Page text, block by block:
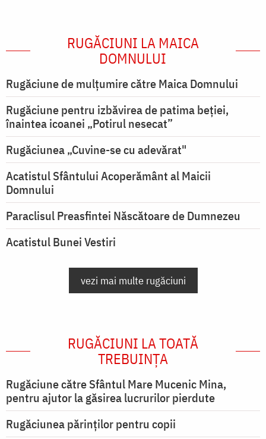
RUGĂCIUNI LA MAICA
DOMNULUI
Rugăciune de mulţumire către Maica Domnului
Rugăciune pentru izbăvirea de patima beției,
înaintea icoanei „Potirul nesecat”
Rugăciunea „Cuvine-se cu adevărat"
Acatistul Sfântului Acoperământ al Maicii
Domnului
Paraclisul Preasfintei Născătoare de Dumnezeu
Acatistul Bunei Vestiri
vezi mai multe rugăciuni
RUGĂCIUNI LA TOATĂ
TREBUINȚA
Rugăciune către Sfântul Mare Mucenic Mina,
pentru ajutor la găsirea lucrurilor pierdute
Rugăciunea părinților pentru copii